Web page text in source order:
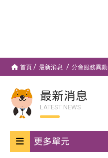
首頁 最新消息 分會服務異動
最新消息
LATEST NEWS
更多單元